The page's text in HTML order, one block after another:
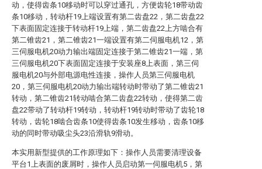
动，使得齿条10移动时可以穿过通孔，方便齿轮18带动齿
条10移动，转动杆19上端设置有第二齿盘22，第二齿盘22
下表面固定连接于转动杆19上端，第二齿盘22上方啮合有
第二锥齿21，第二锥齿21一端设置有第二伺服电机12，第
三伺服电机20动力输出端固定连接于第二锥齿21一端，第
三伺服电机20下表面固定连接于安装座8上表面，第三伺
服电机20与外部电源电性连接，操作人员第三伺服电机
20，第三伺服电机20动力输出端转动时带动了第二锥齿21
转动，第二锥齿21转动啮合第二齿盘22转动，使得第二齿
盘22带动了转动杆19转动，转动杆19转动时带动了齿轮18
转动，齿轮18啮合齿条10使得齿条10发生移动，齿条10移
动的同时带动吸尘头23沿滑轨9滑动。
本实用新型提供的工作原理如下：操作人员需要清理设备
平台1上表面的废屑时，操作人员启动第一伺服电机5，第